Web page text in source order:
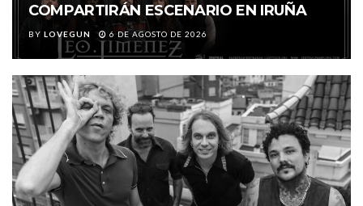
COMPARTIRÁN ESCENARIO EN IRUÑA
BY LOVEGUN 6 DE AGOSTO DE 2026